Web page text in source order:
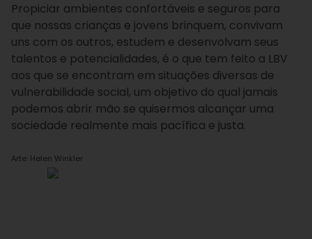
Propiciar ambientes confortáveis e seguros para
que nossas crianças e jovens brinquem, convivam
uns com os outros, estudem e desenvolvam seus
talentos e potencialidades, é o que tem feito a LBV
aos que se encontram em situações diversas de
vulnerabilidade social, um objetivo do qual jamais
podemos abrir mão se quisermos alcançar uma
sociedade realmente mais pacífica e justa.
Arte: Helen Winkler